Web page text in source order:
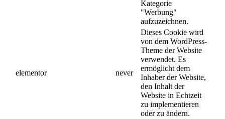
Kategorie
"Werbung"
aufzuzeichnen.
elementor never
Dieses Cookie wird
von dem WordPress-
Theme der Website
verwendet. Es
ermöglicht dem
Inhaber der Website,
den Inhalt der
Website in Echtzeit
zu implementieren
oder zu ändern.